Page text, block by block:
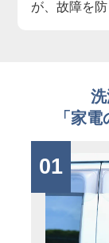
が、故障を防
「家
01